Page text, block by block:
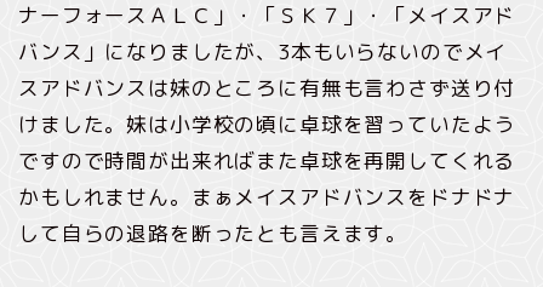
ナーフォースＡＬＣ」・「ＳＫ７」・「メイスアド
バンス」になりましたが、3本もいらないのでメイ
スアドバンスは妹のところに有無も言わさず送り付
けました。妹は小学校の頃に卓球を習っていたよう
ですので時間が出来ればまた卓球を再開してくれる
かもしれません。まぁメイスアドバンスをドナドナ
して自らの退路を断ったとも言えます。